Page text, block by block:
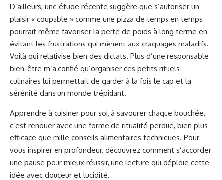
D’ailleurs, une étude récente suggère que s’autoriser un
plaisir « coupable » comme une pizza de temps en temps
pourrait même favoriser la perte de poids à long terme en
évitant les frustrations qui mènent aux craquages maladifs.
Voilà qui relativise bien des dictats. Plus d’une responsable
bien-être m’a confié qu’organiser ces petits rituels
culinaires lui permettait de garder à la fois le cap et la
sérénité dans un monde trépidant.
Apprendre à cuisiner pour soi, à savourer chaque bouchée,
c’est renouer avec une forme de ritualité perdue, bien plus
efficace que mille conseils alimentaires techniques. Pour
vous inspirer en profondeur, découvrez comment s’accorder
une pause pour mieux réussir, une lecture qui déploie cette
idée avec douceur et lucidité.